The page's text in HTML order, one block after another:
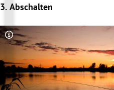
3. Abschalten
Copyright-Hinweis öffnen/